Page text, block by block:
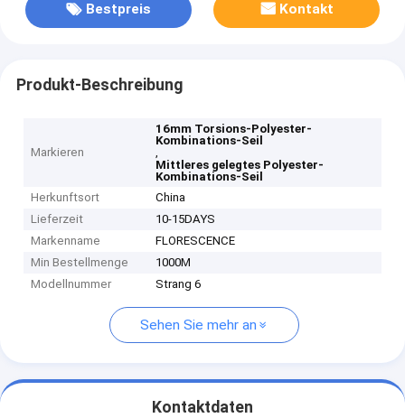
Bestpreis Kontakt
Produkt-Beschreibung
Markieren
16mm Torsions-Polyester-
Kombinations-Seil
,
Mittleres gelegtes Polyester-
Kombinations-Seil
Herkunftsort
China
Lieferzeit
10-15DAYS
Markenname
FLORESCENCE
Min Bestellmenge
1000M
Modellnummer
Strang 6
Sehen Sie mehr an
Kontaktdaten